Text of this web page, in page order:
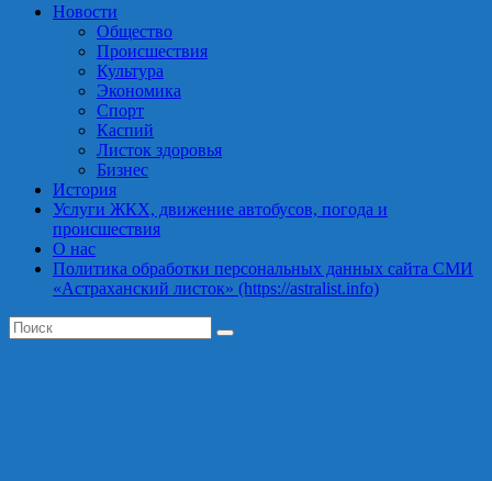
Новости
Общество
Происшествия
Культура
Экономика
Спорт
Каспий
Листок здоровья
Бизнес
История
Услуги ЖКХ, движение автобусов, погода и
происшествия
О нас
Политика обработки персональных данных сайта СМИ
«Астраханский листок» (https://astralist.info)